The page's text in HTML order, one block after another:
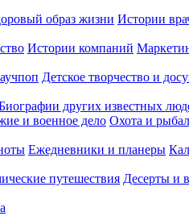
образ жизни Истории
Истории компаний
Детское творчество и
других известных
и военное дело Охота и
Ежедневники и планеры
путешествия Десерты и